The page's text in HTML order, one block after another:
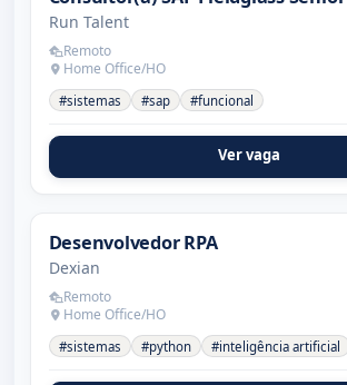
Run Talent
Remoto
Home Office/HO
#sistemas #sap #funcional
Ver vaga
Desenvolvedor RPA
Dexian
Remoto
Home Office/HO
#sistemas #python #inteligência artificial